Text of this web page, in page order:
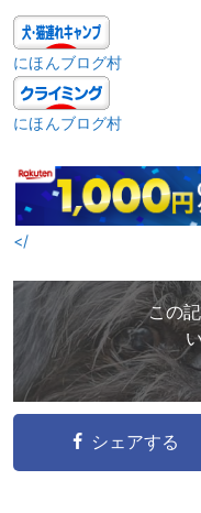
にほんブログ村
にほんブログ村
</
この
シェアする